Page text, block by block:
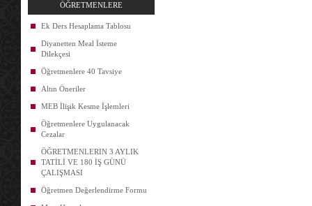
ÖĞRETMENLERE
Ek Ders Hesaplama Tablosu
Diyanetten Meal İsteme
Dilekçesi
Öğretmenlere 40 Tavsiye
Altın Öneriler
MEB İlişik Kesme İşlemleri
Öğretmenlere Uygulanacak
Cezalar
ÖĞRETMENLERIN 3 AYLIK
TATİLİ VE 180 İŞ GÜNÜ
ÇALIŞMASI
Öğretmen Değerlendirme Formu